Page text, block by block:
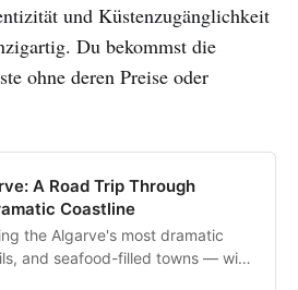
und Küstenzugänglichkeit
Du bekommst die
ohne deren Preise oder
A Road Trip Through
Coastline
the Algarve's most dramatic
and seafood-filled towns — with